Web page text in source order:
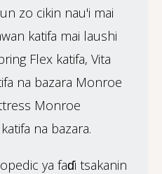
zo cikin nau'i mai
katifa mai laushi
Flex katifa, Vita
na bazara Monroe
Monroe
na bazara.
ya faɗi tsakanin